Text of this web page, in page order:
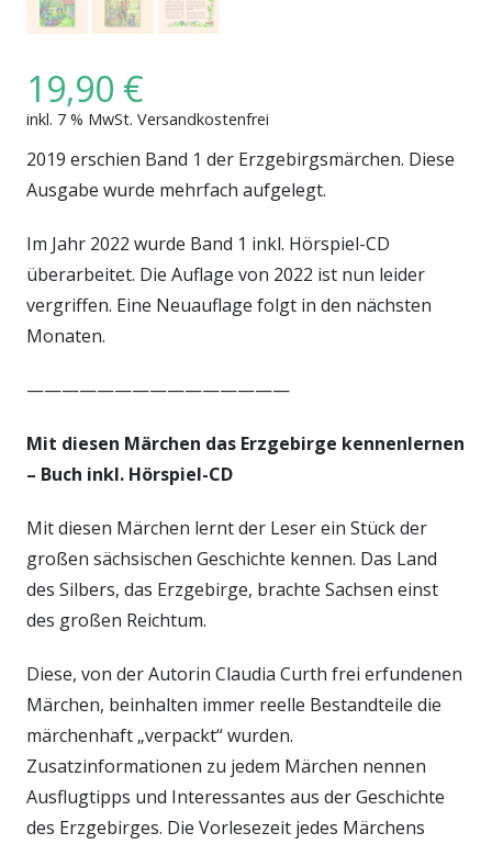
19,90 €
inkl. 7 % MwSt. Versandkostenfrei
2019 erschien Band 1 der Erzgebirgsmärchen. Diese
Ausgabe wurde mehrfach aufgelegt.
Im Jahr 2022 wurde Band 1 inkl. Hörspiel-CD
überarbeitet. Die Auflage von 2022 ist nun leider
vergriffen. Eine Neuauflage folgt in den nächsten
Monaten.
———————————————
Mit diesen Märchen das Erzgebirge kennenlernen
– Buch inkl. Hörspiel-CD
Mit diesen Märchen lernt der Leser ein Stück der
großen sächsischen Geschichte kennen. Das Land
des Silbers, das Erzgebirge, brachte Sachsen einst
des großen Reichtum.
Diese, von der Autorin Claudia Curth frei erfundenen
Märchen, beinhalten immer reelle Bestandteile die
märchenhaft „verpackt“ wurden.
Zusatzinformationen zu jedem Märchen nennen
Ausflugtipps und Interessantes aus der Geschichte
des Erzgebirges. Die Vorlesezeit jedes Märchens